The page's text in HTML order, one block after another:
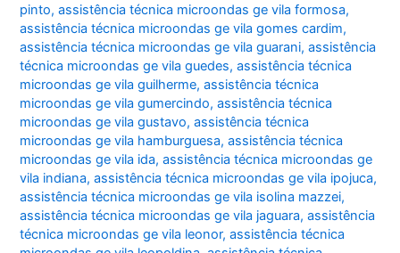
pinto,assistência técnica microondas ge vila formosa,
assistência técnica microondas ge vila gomes cardim,
assistência técnica microondas ge vila guarani,assistência
técnica microondas ge vila guedes,assistência técnica
microondas ge vila guilherme,assistência técnica
microondas ge vila gumercindo,assistência técnica
microondas ge vila gustavo,assistência técnica
microondas ge vila hamburguesa,assistência técnica
microondas ge vila ida,assistência técnica microondas ge
vila indiana,assistência técnica microondas ge vila ipojuca,
assistência técnica microondas ge vila isolina mazzei,
assistência técnica microondas ge vila jaguara,assistência
técnica microondas ge vila leonor,assistência técnica